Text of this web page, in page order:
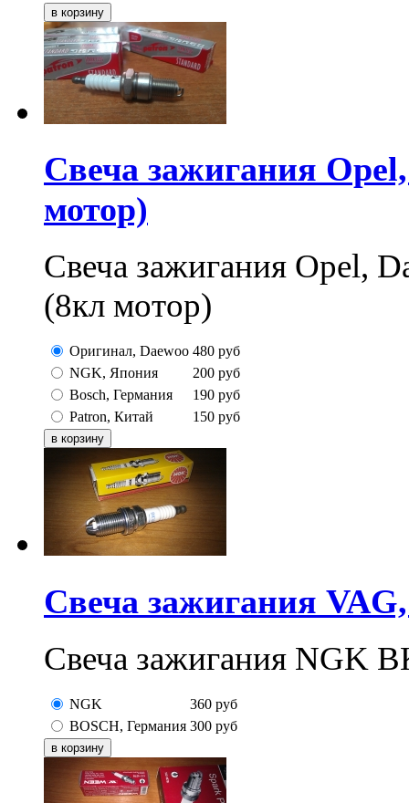
Свеча зажигания
мотор)
Свеча зажигания Opel,
(8кл мотор)
Оригинал, Daewoo 480 руб
NGK, Япония
200 руб
Bosch, Германия
190 руб
Patron, Китай
150 руб
Свеча зажигания
Свеча зажигания NGK
NGK 360 руб
BOSCH, Германия 300 руб